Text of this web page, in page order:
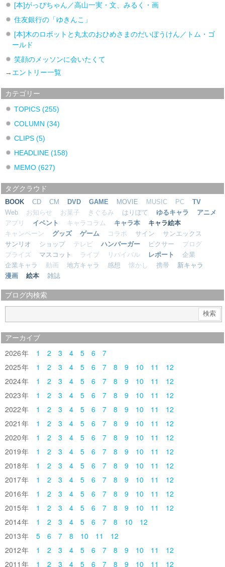
[本]がっぴちゃん／高山一実・文、みるく・画
住友銀行の「ゆきんこ」
[本]木のロボットと丸太のおひめさまのだいぼうけん／トム・ゴ
ールド
笑顔のメッソンに会いたくて
→ エントリー一覧
カテゴリー
TOPICS (255)
COLUMN (34)
CLIPS (5)
HEADLINE (158)
MEMO (627)
タグクラウド
BOOK CD CM DVD GAME MOVIE MUSIC PC
TV
Web
お知らせ お菓子 きぐるみ はりぼて ゆるキャラ
アニメ
アプリ
イベント キャラコラム キャラ本
キャラ絵本
キャンペーン
グッズ ゲーム コラボ サイン
サンエックス
サンリオ
ショップ テレビ ハンバーガー ピクサー
ブログ
プライズ
マスコット ライブ リバイバル レポート
企業
企業キャラ
動画 地方キャラ 感想 懐かし 携帯
新キャラ
漫画
絵本 雑誌
ブログ内検索
アーカイブ
2026 1 2 3 4 5 6
7
2025
1 2 3 4 5 6 7 8 9 10 11
12
2024
1 2 3 4 5 6 7 8 9 10 11
12
2023
1 2 3 4 5 6 7 8 9 10 11
12
2022
1 2 3 4 5 6 7 8 9 10 11
12
2021
1 2 3 4 5 6 7 8 9 10 11
12
2020
1 2 3 4 5 6 7 8 9 10 11
12
2019
1 2 3 4 5 6 7 8 9 10 11
12
2018
1 2 3 4 5 6 7 8 9 10 11
12
2017
1 2 3 4 5 6 7 8 9 10 11
12
2016
1 2 3 4 5 6 7 8 9 10 11
12
2015
1 2 3 4 5 6 7 8 9 10 11
12
2014
1 2 3 4 5 6 7 8 10
12
2013
5 6 7 8 10 11
12
2012
1 2 3 4 5 6 7 8 9 10 11
12
2011
1 2 3 4 5 6 7 8 9 10 11 12